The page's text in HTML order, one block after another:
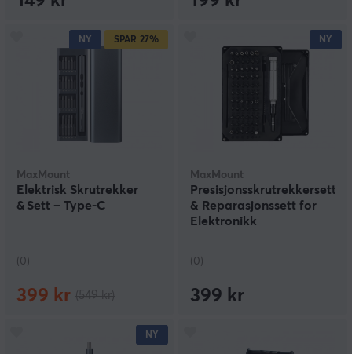
NY SPAR 27%
MaxMount
Elektrisk Skrutrekker
& Sett – Type‑C
(0)
399 kr
NY
MaxMount
Presisjonsskrutrekkersett
& Reparasjonssett for
Elektronikk
(0)
399 kr
NY